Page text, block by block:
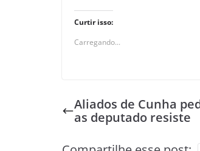
Curtir isso:
Carregando...
Aliados de Cunha
as deputado resiste